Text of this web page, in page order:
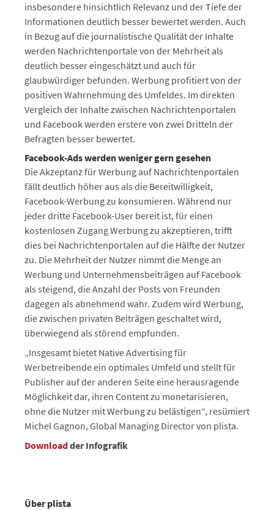
insbesondere hinsichtlich Relevanz und der Tiefe der
Informationen deutlich besser bewertet werden. Auch
in Bezug auf die journalistische Qualität der Inhalte
werden Nachrichtenportale von der Mehrheit als
deutlich besser eingeschätzt und auch für
glaubwürdiger befunden. Werbung profitiert von der
positiven Wahrnehmung des Umfeldes. Im direkten
Vergleich der Inhalte zwischen Nachrichtenportalen
und Facebook werden erstere von zwei Dritteln der
Befragten besser bewertet.
Facebook-Ads werden weniger gern gesehen
Die Akzeptanz für Werbung auf Nachrichtenportalen
fällt deutlich höher aus als die Bereitwilligkeit,
Facebook-Werbung zu konsumieren. Während nur
jeder dritte Facebook-User bereit ist, für einen
kostenlosen Zugang Werbung zu akzeptieren, trifft
dies bei Nachrichtenportalen auf die Hälfte der Nutzer
zu. Die Mehrheit der Nutzer nimmt die Menge an
Werbung und Unternehmensbeiträgen auf Facebook
als steigend, die Anzahl der Posts von Freunden
dagegen als abnehmend wahr. Zudem wird Werbung,
die zwischen privaten Beiträgen geschaltet wird,
überwiegend als störend empfunden.
„Insgesamt bietet Native Advertising für
Werbetreibende ein optimales Umfeld und stellt für
Publisher auf der anderen Seite eine herausragende
Möglichkeit dar, ihren Content zu monetarisieren,
ohne die Nutzer mit Werbung zu belästigen“, resümiert
Michel Gagnon, Global Managing Director von plista.
Downloadder Infografik
Über plista